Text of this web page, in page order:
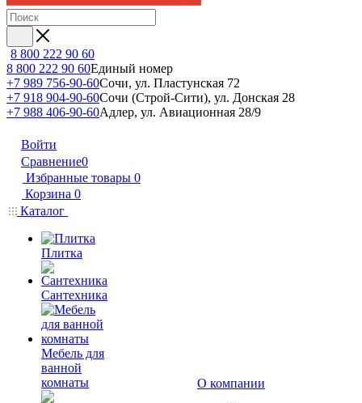
8 800 222 90 60
8 800 222 90 60Единый номер
+7 989 756-90-60Сочи, ул. Пластунская 72
+7 918 904-90-60Сочи (Строй-Сити), ул. Донская 28
+7 988 406-90-60Адлер, ул. Авиационная 28/9
Войти
Сравнение0
Избранные товары 0
Корзина 0
Каталог
Плитка
Сантехника
Мебель для
ванной
комнаты
О компании